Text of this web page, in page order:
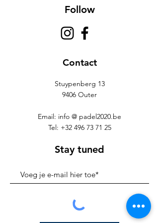
Follow
Contact
Stuypenberg 13
9406 Outer
Email: info @ padel2020.be
Tel: +32 496 73 71 25
Stay tuned